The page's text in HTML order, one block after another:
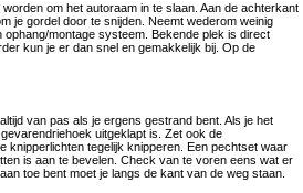
om het autoraam in te slaan. Aan de achterkant
je gordel door te snijden. Neemt wederom weinig
montage systeem. Bekende plek is direct
kun je er dan snel en gemakkelijk bij. Op de
van pas als je ergens gestrand bent. Als je het
uitgeklapt is. Zet ook de
knipperlichten tegelijk knipperen. Een pechtset waar
is aan te bevelen. Check van te voren eens wat er
toe bent moet je langs de kant van de weg staan.